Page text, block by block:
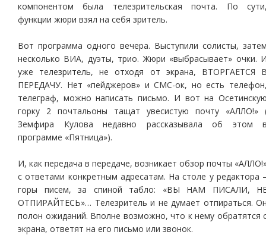
компонентом была телезрительская почта. По
функции жюри взял на себя зритель.
Вот программа одного вечера. Выступили солисты,
несколько ВИА, дуэты, трио. Жюри «выбрасывает» очки.
уже телезритель, не отходя от экрана, ВТОРГАЕТСЯ
ПЕРЕДАЧУ. Нет «пейджеров» и СМС-ок, но есть
телеграф, можно написать письмо. И вот на
горку 2 почтальоны тащат увесистую почту «АЛЛО!»
Земфира Кулова недавно рассказывала об этом
программе «Пятница»).
И, как передача в передаче, возникает обзор почты
с ответами конкретным адресатам. На столе у редактора
горы писем, за спиной табло: «ВЫ НАМ ПИСАЛИ,
ОТПИРАЙТЕСЬ»… Телезритель и не думает отпираться.
полон ожиданий. Вполне возможно, что к нему обратятся
экрана, ответят на его письмо или звонок.